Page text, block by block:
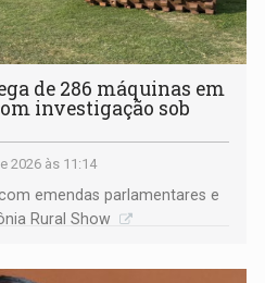
de 286 máquinas em
investigação sob
2026 às 11:14
emendas parlamentares e
Rural Show